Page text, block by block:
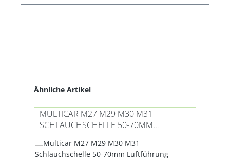
Produktgalerie überspringen
Ähnliche Artikel
MULTICAR M27 M29 M30 M31
SCHLAUCHSCHELLE 50-70MM
LUFTFÜHRUNG